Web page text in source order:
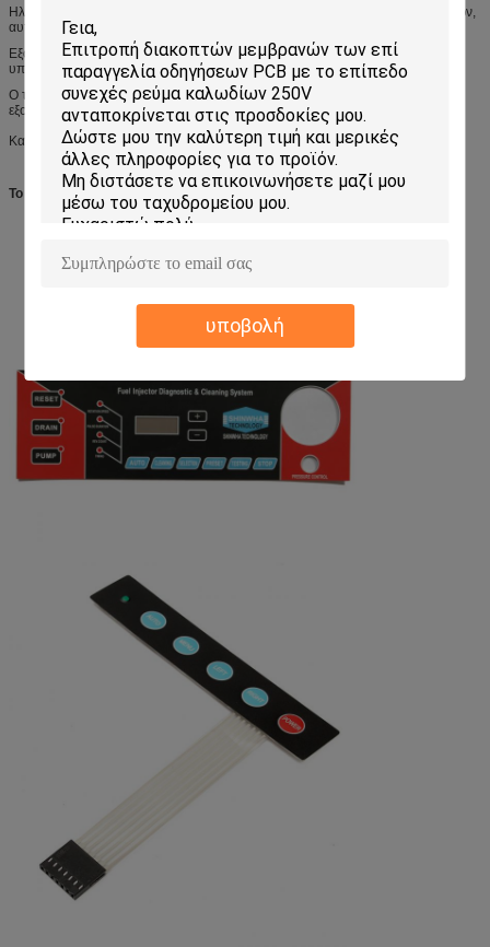
υποβολή
Ηλεκτρονική κλίμακα, ιατρικός εξοπλισμός, ηλεκτρονικός εξοπλισμός εργαλείων,
αυτόματη ράβοντας μηχανή,
Εξοπλισμός μηχανών κεντητικής, συντήρησης μηχανών, πληκτρολόγιο
υπολογιστών και ηλεκτρονικοί υπολογιστές και κ.λπ.
Ο τηλεχειρισμός, ο πίνακας ελέγχου για τις εγχώριες συσκευές, ο ιατρικός
εξοπλισμός, το αυτοκίνητο, ο υπολογιστής και το κύτταρο τηλεφωνούν, κ.λπ.
Και ο cOem και οι διαταγές ODM είναι ευπρόσδεκτοι.
Το προϊόν παρουσιάζει